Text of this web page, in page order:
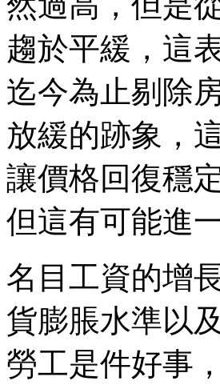
趨於平緩，這
迄今為止剔除
放緩的跡象，
讓價格回復穩
但這有可能進
名目工資的增
貨膨脹水準以
勞工是件好事